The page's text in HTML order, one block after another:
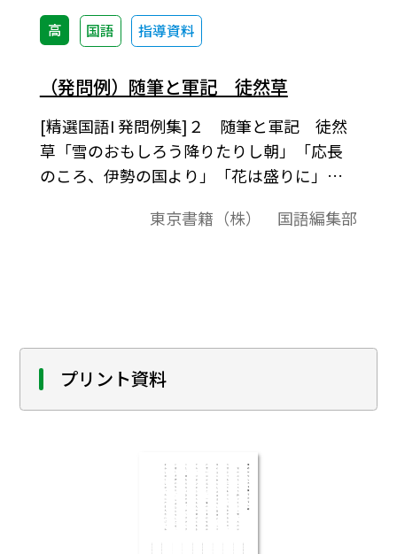
高 国語 指導資料
（発問例）随筆と軍記 徒然草
[精選国語I 発問例集]２ 随筆と軍記 徒然
草「雪のおもしろう降りたりし朝」「応長
のころ、伊勢の国より」「花は盛りに」
「［参考］つれづれなるままに」「精選国
データだけを取り出すことができますの
で、教材作成のために、自由に加工編集して
ご活用ください｡
東京書籍（株） 国語編集部
プリント資料